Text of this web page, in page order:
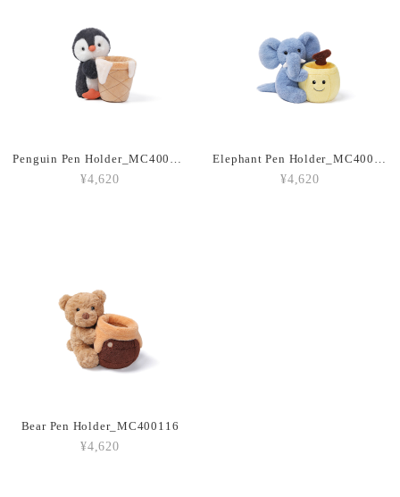
Jolly Gingerbread Fred Large (2023)_JGB2FT
Penguin Pen Holder_MC400118
¥4,620
Elephant Pen Holder_MC400119
¥4,620
Bear Pen Holder_MC400116
¥4,620